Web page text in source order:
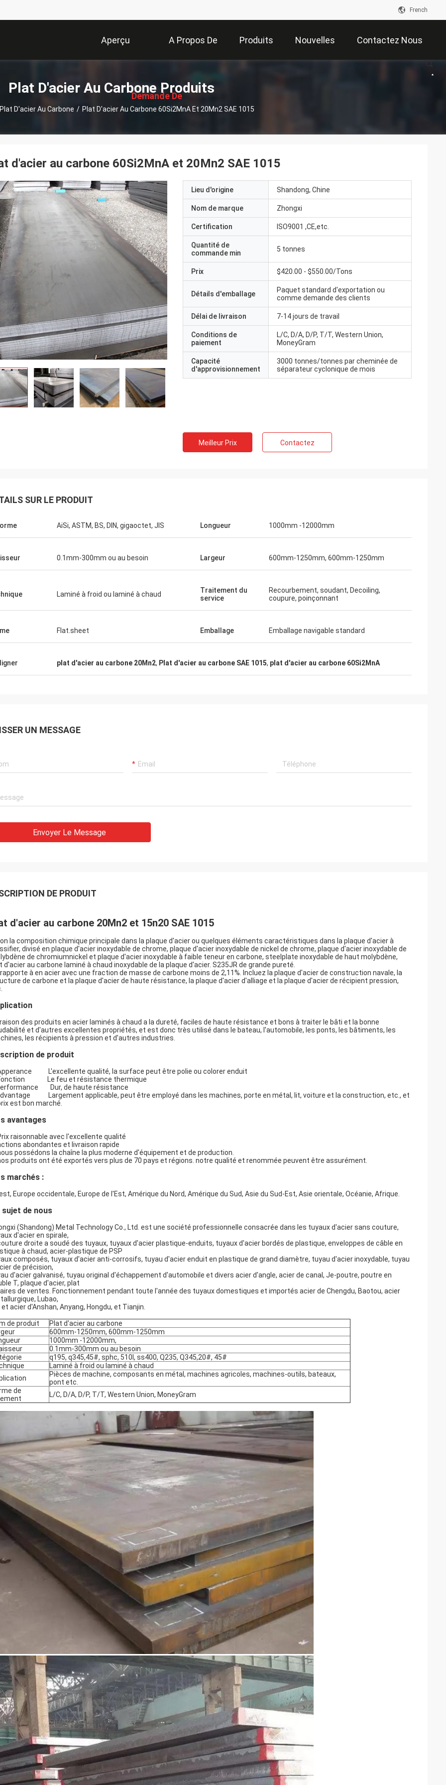
Laisser un message Nous vous rappellerons bientôt!
French
Aperçu A Propos De
Nous
Produits Nouvelles Contactez Nous
Demande De
Soumission
Plat D'acier Au Carbone Produits
Plat D'acier Au Carbone / Plat D'acier Au Carbone 60Si2MnA Et 20Mn2 SAE 1015
d'acier au carbone 60Si2MnA et 20Mn2 SAE 1015
Lieu d'origine Shandong, Chine
Nom de marque Zhongxi
Certification ISO9001 ,CE,etc.
Quantité de
commande min
5 tonnes
Prix $420.00 - $550.00/Tons
Détails d'emballage
Paquet standard d'exportation ou
comme demande des clients
Délai de livraison 7-14 jours de travail
Conditions de
paiement
L/C, D/A, D/P, T/T, Western Union,
MoneyGram
Capacité
d'approvisionnement
3000 tonnes/tonnes par cheminée de
séparateur cyclonique de mois
Meilleur Prix Contactez
SUR LE PRODUIT
AiSi, ASTM, BS, DIN, gigaoctet, JIS Longueur 1000mm -12000mm
0.1mm-300mm ou au besoin Largeur 600mm-1250mm, 600mm-1250mm
Laminé à froid ou laminé à chaud
Traitement du
service
Recourbement, soudant, Decoiling,
coupure, poinçonnant
Flat.sheet Emballage Emballage navigable standard
plat d'acier au carbone 20Mn2, Plat d'acier au carbone SAE 1015, plat d'acier au carbone 60Si2MnA
UN MESSAGE
Envoyer Le Message
DE PRODUIT
d'acier au carbone 20Mn2 et 15n20 SAE 1015
la composition chimique principale dans la plaque d'acier ou quelques éléments caractéristiques dans la plaque d'acier à
divisé en plaque d'acier inoxydable de chrome, plaque d'acier inoxydable de nickel de chrome, plaque d'acier inoxydable de
de chromiumnickel et plaque d'acier inoxydable à faible teneur en carbone, steelplate inoxydable de haut molybdène,
d'acier au carbone laminé à chaud inoxydable de la plaque d'acier. S235JR de grande pureté.
à en acier avec une fraction de masse de carbone moins de 2,11%. Incluez la plaque d'acier de construction navale, la
de carbone et la plaque d'acier de haute résistance, la plaque d'acier d'alliage et la plaque d'acier de récipient pression,
des produits en acier laminés à chaud a la dureté, faciles de haute résistance et bons à traiter le bâti et la bonne
et d'autres excellentes propriétés, et est donc très utilisé dans le bateau, l'automobile, les ponts, les bâtiments, les
les récipients à pression et d'autres industries.
de produit
L'excellente qualité, la surface peut être polie ou colorer enduit
Le feu et résistance thermique
Dur, de haute résistance
Largement applicable, peut être employé dans les machines, porte en métal, lit, voiture et la construction, etc., et
est bon marché.
avantages
raisonnable avec l'excellente qualité
abondantes et livraison rapide
possédons la chaîne la plus moderne d'équipement et de production.
produits ont été exportés vers plus de 70 pays et régions. notre qualité et renommée peuvent être assurément.
marchés :
Europe occidentale, Europe de l'Est, Amérique du Nord, Amérique du Sud, Asie du Sud-Est, Asie orientale, Océanie, Afrique.
sujet de nous
(Shandong) Metal Technology Co., Ltd. est une société professionnelle consacrée dans les tuyaux d'acier sans couture,
d'acier en spirale,
droite a soudé des tuyaux, tuyaux d'acier plastique-enduits, tuyaux d'acier bordés de plastique, enveloppes de câble en
à chaud, acier-plastique de PSP
composés, tuyaux d'acier anti-corrosifs, tuyau d'acier enduit en plastique de grand diamètre, tuyau d'acier inoxydable, tuyau
de précision,
d'acier galvanisé, tuyau original d'échappement d'automobile et divers acier d'angle, acier de canal, Je-poutre, poutre en
T, plaque d'acier, plat
de ventes. Fonctionnement pendant toute l'année des tuyaux domestiques et importés acier de Chengdu, Baotou, acier
Lubao,
et acier d'Anshan, Anyang, Hongdu, et Tianjin.
de produit Plat d'acier au carbone
600mm-1250mm, 600mm-1250mm
1000mm -12000mm,
0.1mm-300mm ou au besoin
q195, q345,45#, sphc, 510l, ss400, Q235, Q345,20#, 45#
Laminé à froid ou laminé à chaud
Pièces de machine, composants en métal, machines agricoles, machines-outils, bateaux,
pont etc.
de
L/C, D/A, D/P, T/T, Western Union, MoneyGram